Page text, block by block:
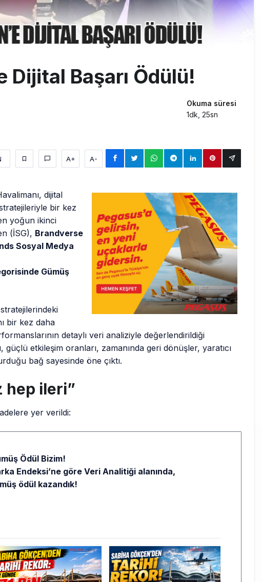
Dijital Başarı Ödülü!
Okuma süresi
1dk, 25sn
A+ A-
dijital
bir kez
yoğun ikinci
(İSG), Brandverse
Sosyal Medya
Gümüş
bir kez daha
detaylı veri analiziyle değerlendirildiği
güçlü etkileşim oranları, zamanında geri dönüşler, yaratıcı
bağ sayesinde öne çıktı.
hep ileri”
yer verildi:
Ödül Bizim!
Endeksi’ne göre Veri Analitiği alanında,
ödül kazandık!